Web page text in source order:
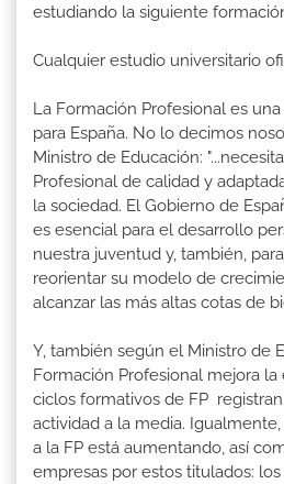
estudiando la siguiente
Cualquier estudio universitario
La Formación Profesional es
para España. No lo decimos
Ministro de Educación:
Profesional de calidad y
la sociedad. El Gobierno de
es esencial para el desarrollo
nuestra juventud y, también,
reorientar su modelo de
alcanzar las más altas cotas de
Y, también según el Ministro de
Formación Profesional mejora
ciclos formativos de FP
actividad a la media.
a la FP está aumentando, así
empresas por estos titulados: